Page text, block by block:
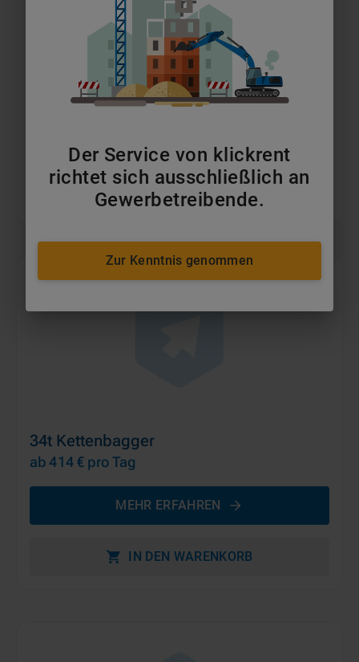
30t Kettenbagger
ab 339 €pro Tag
IN DEN WARENKORB
34t Kettenbagger
ab 414 € pro Tag
MEHR ERFAHREN
IN DEN WARENKORB
Der Service von klickrent
richtet sich ausschließlich an
Gewerbetreibende.
Zur Kenntnis genommen